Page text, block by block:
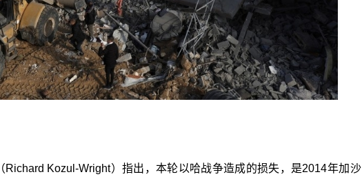
Kozul-Wright）指出，本轮以哈战争造成的损失，是2014年加沙